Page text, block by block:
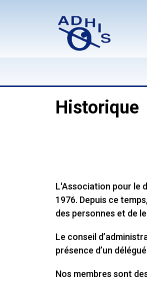
Historique
L'Association pour le
1976. Depuis ce
des personnes et de
Le conseil
présence d’un
Nos membres sont